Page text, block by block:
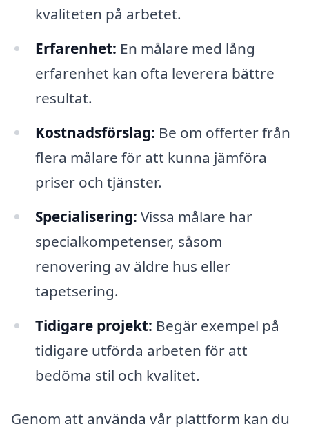
kvaliteten på arbetet.
Erfarenhet: En målare med lång
erfarenhet kan ofta leverera bättre
resultat.
Kostnadsförslag: Be om offerter från
flera målare för att kunna jämföra
priser och tjänster.
Specialisering: Vissa målare har
specialkompetenser, såsom
renovering av äldre hus eller
tapetsering.
Tidigare projekt: Begär exempel på
tidigare utförda arbeten för att
bedöma stil och kvalitet.
Genom att använda vår plattform kan du